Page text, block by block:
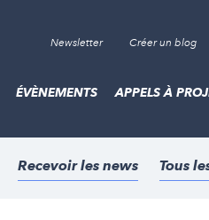
Newsletter Créer un blog
ÉVÈNEMENTS APPELS À
Recevoir les news Tous